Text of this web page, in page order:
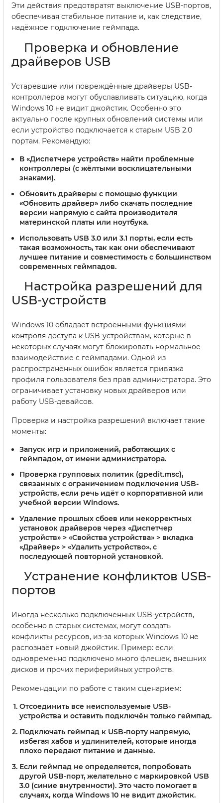
Эти действия предотвратят выключение USB-портов,
обеспечивая стабильное питание и, как следствие,
надёжное подключение геймпада.
Проверка и обновление
драйверов USB
Устаревшие или повреждённые драйверы USB-
контроллеров могут обуславливать ситуацию, когда
Windows 10 не видит джойстик. Особенно это
актуально после крупных обновлений системы или
если устройство подключается к старым USB 2.0
портам. Рекомендую:
В «Диспетчере устройств» найти проблемные
контроллеры (с жёлтыми восклицательными
знаками).
Обновить драйверы с помощью функции
«Обновить драйвер» либо скачать последние
версии напрямую с сайта производителя
материнской платы или ноутбука.
Использовать USB 3.0 или 3.1 порты, если есть
такая возможность, так как они обеспечивают
лучшее питание и совместимость с большинством
современных геймпадов.
Настройка разрешений для
USB-устройств
Windows 10 обладает встроенными функциями
контроля доступа к USB-устройствам, которые в
некоторых случаях могут блокировать нормальное
взаимодействие с геймпадами. Одной из
распространённых ошибок является привязка
профиля пользователя без прав администратора. Это
ограничивает установку новых драйверов или
работу USB-девайсов.
Проверка и настройка разрешений включает такие
моменты:
Запуск игр и приложений, работающих с
геймпадом, от имени администратора.
Проверка групповых политик (gpedit.msc),
связанных с ограничением подключения USB-
устройств, если речь идёт о корпоративной или
учебной версии Windows.
Удаление прошлых сбоев или некорректных
установок драйверов через «Диспетчер
устройств» > «Свойства устройства» > вкладка
«Драйвер» > «Удалить устройство», с
последующей повторной установкой.
Устранение конфликтов USB-
портов
Иногда несколько подключенных USB-устройств,
особенно в старых системах, могут создать
конфликты ресурсов, из-за которых Windows 10 не
распознаёт новый джойстик. Пример: если
одновременно подключено много флешек, внешних
дисков и прочих периферийных устройств.
Рекомендации по работе с таким сценарием:
Отсоединить все неиспользуемые USB-
устройства и оставить подключён только геймпад.
Подключать геймпад к USB-порту напрямую,
избегая хабов и удлинителей, которые иногда
плохо передают питание и данные.
Если геймпад не определяется, попробовать
другой USB-порт, желательно с маркировкой USB
3.0 (синие внутренности). Это часто помогает в
случаях, когда Windows 10 не видит джойстик.